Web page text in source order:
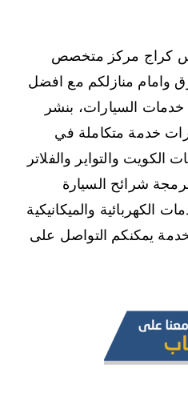
كراج مركز متخصص
وامام منازلكم مع افضل
السيارات، بنشر
خدمة متكاملة في
الكويت والتواير والفلاتر
شرائح السيارة
الكهربائية والميكانيكية
يمكنكم التواصل على